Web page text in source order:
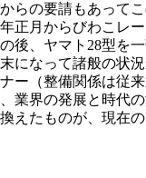
らの要請もあって
正月からびわこレ
後、ヤマト28型を
になって諸般の状
ー（整備関係は従
業界の発展と時代
えたものが、現在